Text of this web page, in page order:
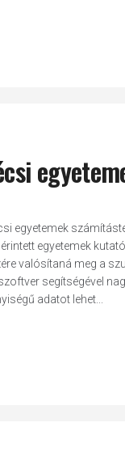
egyetemek
egyetemek
valósítaná meg a
segítségével
adatot lehet...